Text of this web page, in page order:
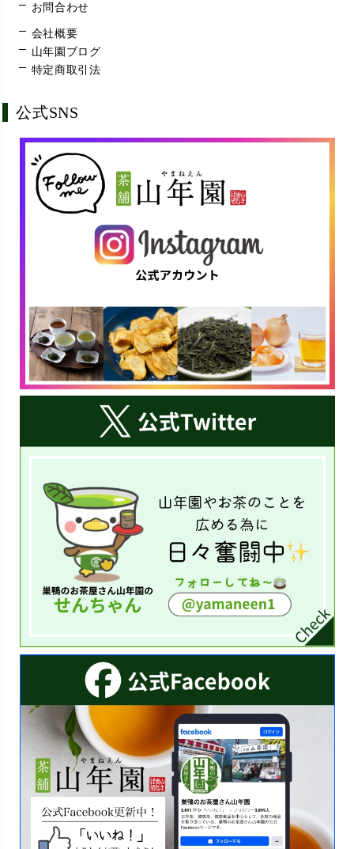
お問合わせ
会社概要
山年園ブログ
特定商取引法
公式SNS